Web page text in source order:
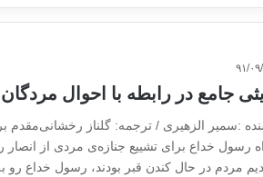
۰۹/۰۵
جامع در رابطه با احوال مردگان
:سمیر الزهیری / ترجمه: گلناز رخشانی‌مقدم
رسول خداع برای تشییع جنازه‌ی مردی از انصار
مردم در حال کندن قبر بودند، رسول خداع رو